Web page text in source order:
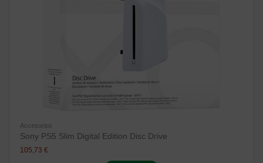
Accesorios
Sony PS5 Slim Digital Edition Disc Drive
105,73 €